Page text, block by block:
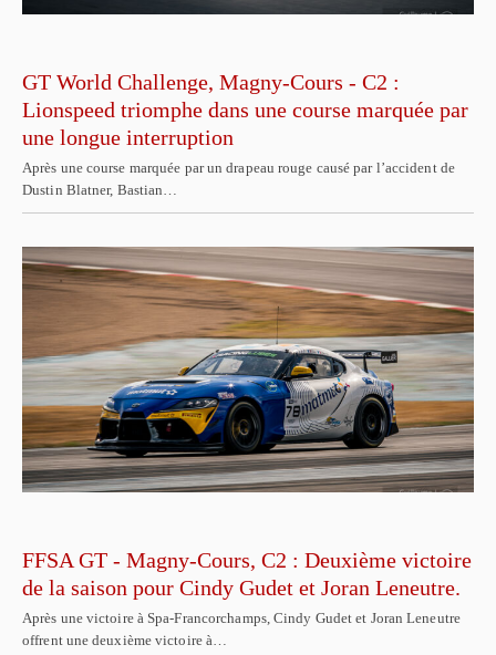
GT World Challenge, Magny-Cours - C2 :
Lionspeed triomphe dans une course marquée par
une longue interruption
Après une course marquée par un drapeau rouge causé par l’accident de
Dustin Blatner, Bastian…
FFSA GT - Magny-Cours, C2 : Deuxième victoire
de la saison pour Cindy Gudet et Joran Leneutre.
Après une victoire à Spa-Francorchamps, Cindy Gudet et Joran Leneutre
offrent une deuxième victoire à…